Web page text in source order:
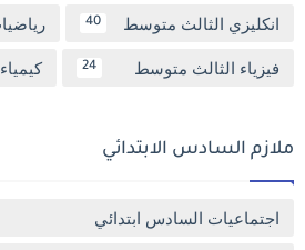
انكليزي الثالث متوسط 40
فيزياء الثالث متوسط 24
ملازم السادس الابتدائي
اجتماعيات السادس ابتدائي